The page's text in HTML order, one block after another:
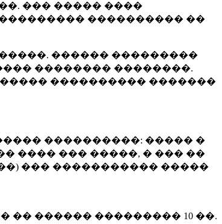
��� ����� ����
���������� ��
������ ���������
�������� ��������.
���������� �������
����������: ����� �
���� ��� �����, � ��� ��
��� ����������� �����
�� ������ ��������� 10 ��.